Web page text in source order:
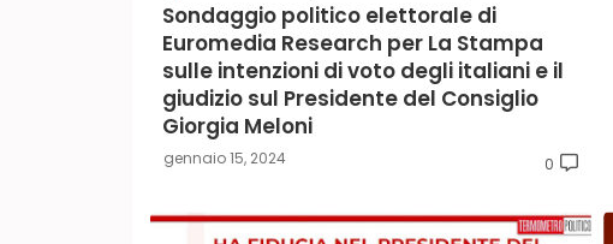
Sondaggio politico elettorale di
Euromedia Research per La Stampa
sulle intenzioni di voto degli italiani e il
giudizio sul Presidente del Consiglio
Giorgia Meloni
gennaio 15, 2024 0